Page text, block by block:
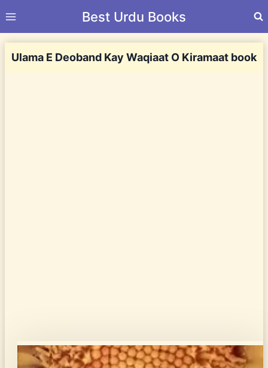
to
Best Urdu Books
Ulama E Deoband Kay Waqiaat O Kiramaat book